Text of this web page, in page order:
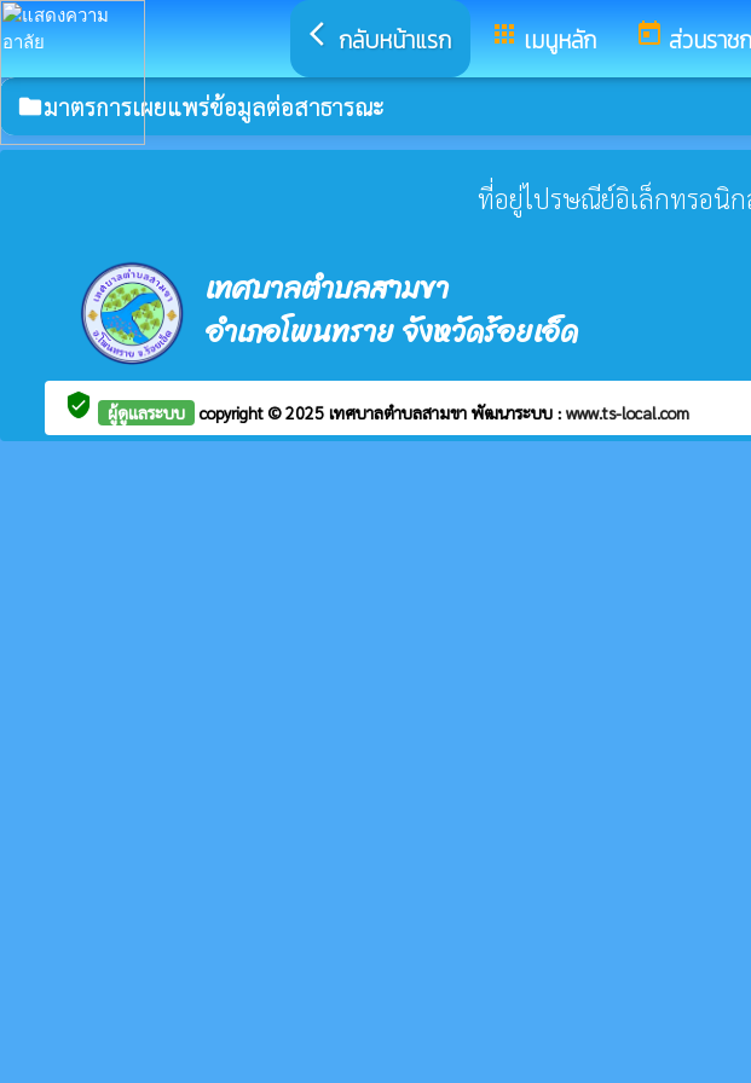
arrow_back_ios กลับหน้าแรก apps เมนูหลัก today ส่วนราช
folderมาตรการเผยแพร่ข้อมูลต่อสาธารณะ
ที่อยู่ไปรษณีย์อิเล็กทรอนิก
เทศบาลตำบลสามขา
อำเภอโพนทราย จังหวัดร้อยเอ็ด
verified_user ผู้ดูแลระบบ copyright © 2025 เทศบาลตำบลสามขา พัฒนาระบบ : www.ts-local.com